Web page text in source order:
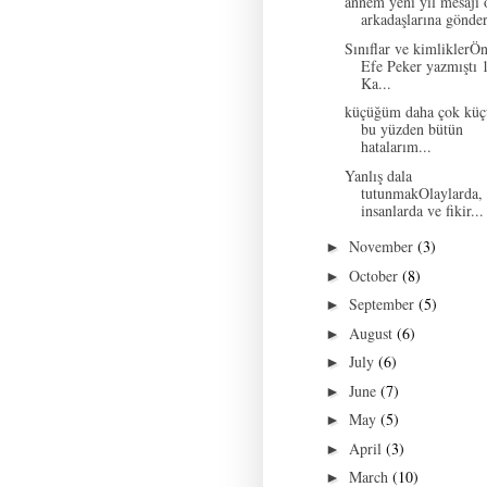
arkadaşlarına
Sınıflar ve
Efe Peker yazmıştı
Ka...
küçüğüm daha çok
bu yüzden bütün
hatalarım...
Yanlış dala
tutunmakOlaylarda,
insanlarda ve fikir...
► November (3)
► October (8)
► September (5)
► August (6)
► July (6)
► June (7)
► May (5)
► April (3)
► March (10)